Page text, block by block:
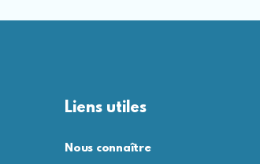
Liens utiles
Nous connaître